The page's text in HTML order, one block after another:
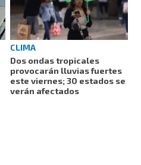
CLIMA
Dos ondas tropicales
provocarán lluvias fuertes
este viernes; 30 estados se
verán afectados